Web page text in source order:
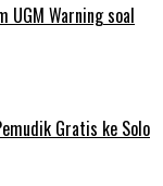
UGM Warning soal
Gratis ke Solo